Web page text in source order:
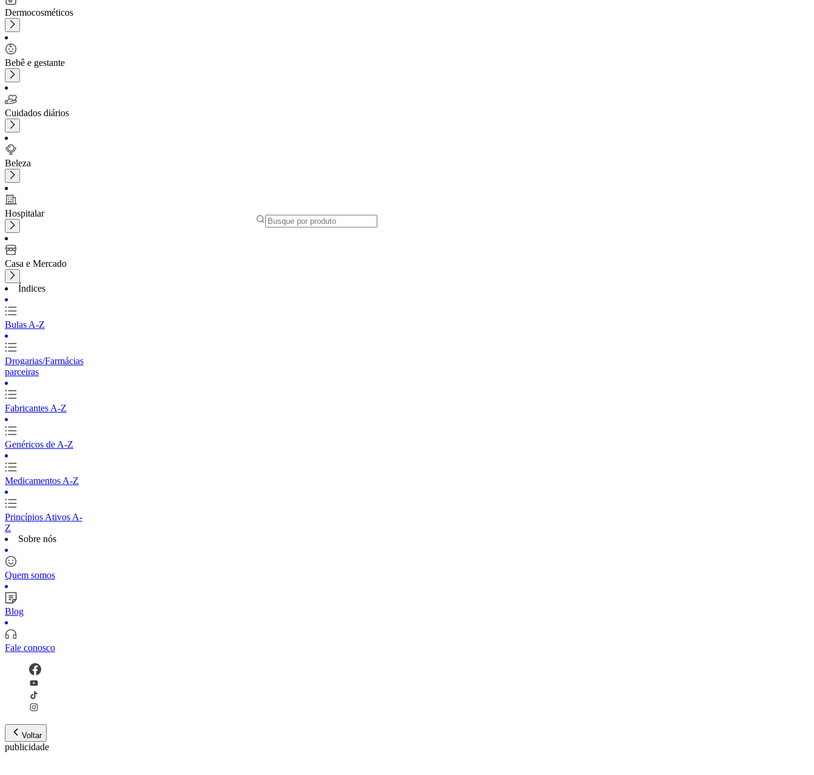
Dermocosméticos
Bebê e gestante
Cuidados diários
Beleza
Hospitalar
Casa e Mercado
Índices
Bulas A-Z
Drogarias/Farmácias
parceiras
Fabricantes A-Z
Genéricos de A-Z
Medicamentos A-Z
Princípios Ativos A-
Z
Sobre nós
Quem somos
Blog
Fale conosco
Voltar
publicidade